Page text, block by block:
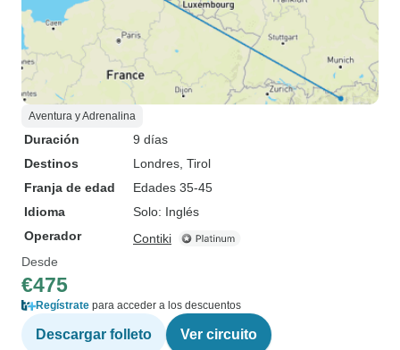
Aventura y Adrenalina
Duración
9 días
Destinos
Londres , Tirol
Franja de edad
Edades 35-45
Idioma
Solo: Inglés
Operador
Contiki
Desde
€475
Regístrate para acceder a los descuentos
Descargar folleto Ver circuito